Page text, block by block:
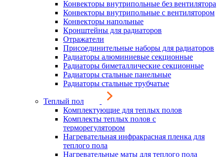
Конвекторы внутрипольные без вентилятора
Конвекторы внутрипольные с вентилятором
Конвекторы напольные
Кронштейны для радиаторов
Отражатели
Присоединительные наборы для радиаторов
Радиаторы алюминиевые секционные
Радиаторы биметаллические секционные
Радиаторы стальные панельные
Радиаторы стальные трубчатые
Теплый пол
Комплектующие для теплых полов
Комплекты теплых полов с
терморегулятором
Нагревательная инфракрасная пленка для
теплого пола
Нагревательные маты для теплого пола